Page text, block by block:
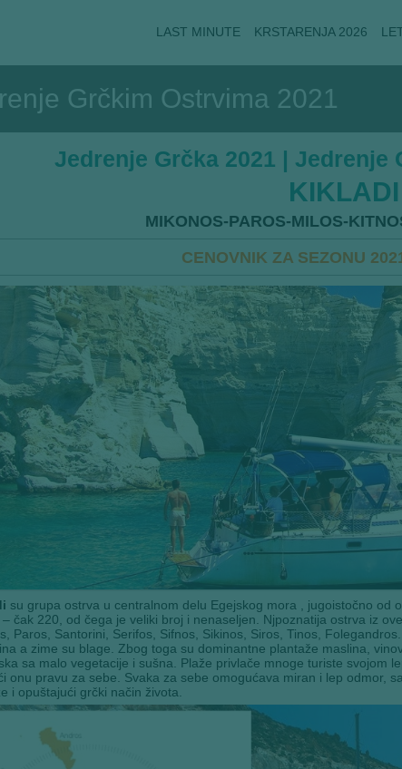
LAST MINUTE KRSTARENJA 2026
Grčkim Ostrvima 2021
Jedrenje Grčka 2021 | Jedrenje
KIKLADI
MIKONOS-PAROS-MILOS-
CENOVNIK ZA SEZONU
su grupa ostrva u centralnom delu Egejskog mora , jugoistočno od
– čak 220, od čega je veliki broj i nenaseljen. Njpoznatija ostrva iz
Paros, Santorini, Serifos, Sifnos, Sikinos, Siros, Tinos,
a zime su blage. Zbog toga su dominantne plantaže maslina,
sa malo vegetacije i sušna. Plaže privlače mnoge turiste svojom
onu pravu za sebe. Svaka za sebe omogućava miran i lep odmor,
i opuštajući grčki način života.